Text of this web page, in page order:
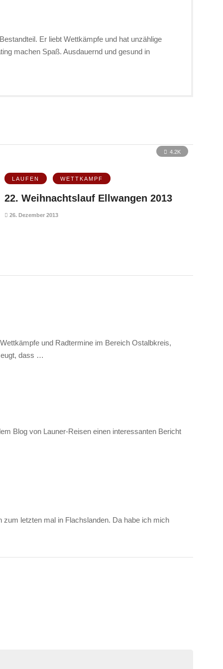
Er liebt Wettkämpfe und hat unzählige
machen Spaß. Ausdauernd und gesund in
4.2K
LAUFEN WETTKAMPF
22. Weihnachtslauf Ellwangen 2013
26. Dezember 2013
und Radtermine im Bereich Ostalbkreis,
dass …
Blog von Launer-Reisen einen interessanten Bericht
letzten mal in Flachslanden. Da habe ich mich